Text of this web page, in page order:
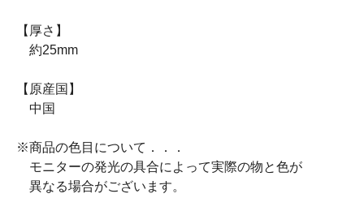
【厚さ】
約25mm
【原産国】
中国
※商品の色目について．．．
モニターの発光の具合によって実際の物と色が
異なる場合がございます。